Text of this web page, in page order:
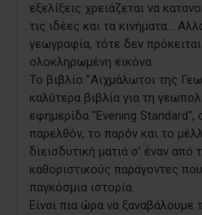
εξελίξεις χρειάζεται να
τις ιδέες και τα κινήματα...
γεωγραφία, τότε δεν
ολοκληρωμένη εικόνα.
Το βιβλίο "Αιχμάλωτοι της
καλύτερα βιβλία για τη
εφημερίδα "Evening Standard",
παρελθόν, το παρόν και το
διεισδυτική ματιά σ' έναν από
καθοριστικούς παράγοντες
παγκόσμια ιστορία.
Είναι πια ώρα να